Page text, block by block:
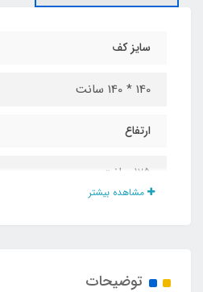
سایز کف
140 * 140 سانت
ارتفاع
125 سانت
مشاهده بیشتر
توضیحات